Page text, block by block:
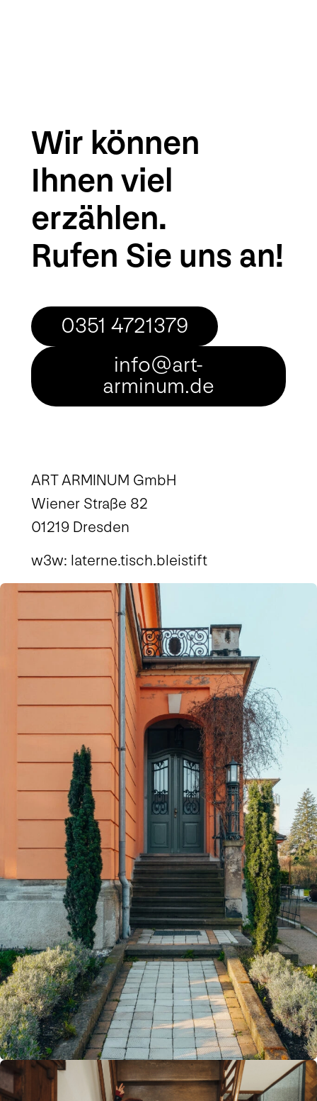
Wir können
Ihnen viel
erzählen.
Rufen Sie uns an!
0351 4721379
info@art-
arminum.de
ART ARMINUM GmbH
Wiener Straße 82
01219 Dresden
w3w: laterne.tisch.bleistift